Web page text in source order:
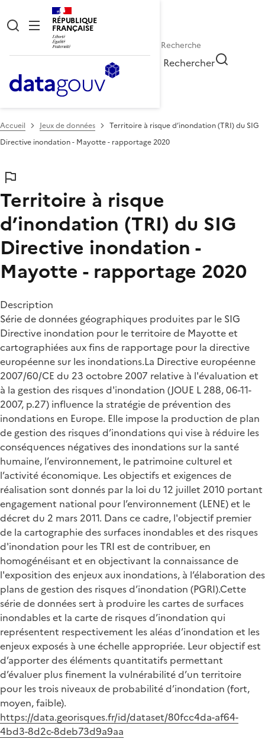
RÉPUBLIQUE
FRANÇAISE
Rechercher
Accueil Jeux de données
Territoire à risque d’inondation (TRI) du SIG
Directive inondation - Mayotte - rapportage 2020
Territoire à risque
d’inondation (TRI) du SIG
Directive inondation -
Mayotte - rapportage 2020
Description
Série de données géographiques produites par le SIG
Directive inondation pour le territoire de Mayotte et
cartographiées aux fins de rapportage pour la directive
européenne sur les inondations.La Directive européenne
2007/60/CE du 23 octobre 2007 relative à l'évaluation et
à la gestion des risques d'inondation (JOUE L 288, 06-11-
2007, p.27) influence la stratégie de prévention des
inondations en Europe. Elle impose la production de plan
de gestion des risques d’inondations qui vise à réduire les
conséquences négatives des inondations sur la santé
humaine, l’environnement, le patrimoine culturel et
l’activité économique. Les objectifs et exigences de
réalisation sont donnés par la loi du 12 juillet 2010 portant
engagement national pour l’environnement (LENE) et le
décret du 2 mars 2011. Dans ce cadre, l'objectif premier
de la cartographie des surfaces inondables et des risques
d'inondation pour les TRI est de contribuer, en
homogénéisant et en objectivant la connaissance de
l'exposition des enjeux aux inondations, à l’élaboration des
plans de gestion des risques d’inondation (PGRI).Cette
série de données sert à produire les cartes de surfaces
inondables et la carte de risques d’inondation qui
représentent respectivement les aléas d’inondation et les
enjeux exposés à une échelle appropriée. Leur objectif est
d’apporter des éléments quantitatifs permettant
d’évaluer plus finement la vulnérabilité d’un territoire
pour les trois niveaux de probabilité d’inondation (fort,
moyen, faible).
https://data.georisques.fr/id/dataset/80fcc4da-af64-
4bd3-8d2c-8deb73d9a9aa